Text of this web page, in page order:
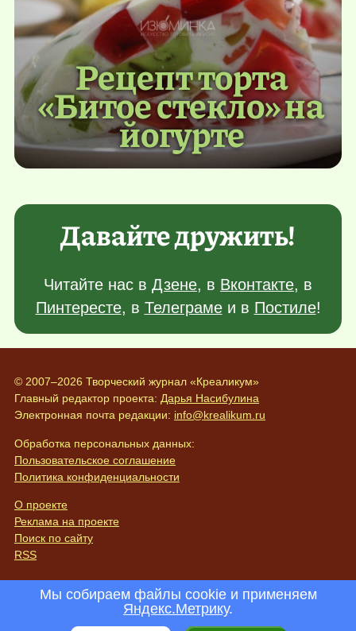
Рецепт торта
«Битое стекло» на
йогурте
Давайте дружить!
Читайте нас в Дзене, в Вконтакте, в
Пинтересте, в Телеграмеи в Постиле!
© 2007–2026 Творческий журнал «Креаликум»
Главный редактор проекта: Дарья Насибулина
Электронная почта редакции: info@krealikum.ru
Обработка персональных данных:
Пользовательское соглашение
Политика конфиденциальности
О проекте
Реклама на проекте
Поиск по сайту
RSS
Мы собираем файлы cookie и применяем
Яндекс.Метрику.